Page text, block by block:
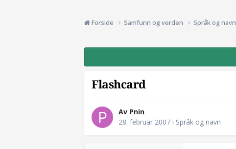
Forside Samfunn og verden Språk og navn
Flashcard
Av Pnin
28. februar 2007 i Språk og navn